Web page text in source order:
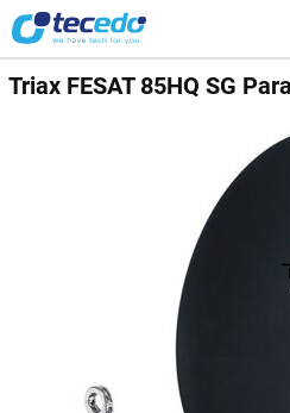
Triax FESAT 85HQ SG